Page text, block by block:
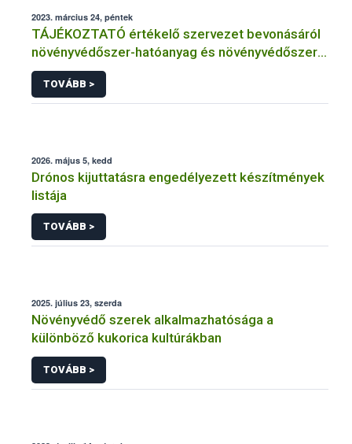
2023. március 24, péntek
TÁJÉKOZTATÓ értékelő szervezet bevonásáról
növényvédőszer-hatóanyag és növényvédőszer
engedélyezésére, továbbá a meglévő engedély
meghosszabbítására vagy módosítására irányuló
eljárásba
TOVÁBB >
2026. május 5, kedd
Drónos kijuttatásra engedélyezett készítmények
listája
TOVÁBB >
2025. július 23, szerda
Növényvédő szerek alkalmazhatósága a
különböző kukorica kultúrákban
TOVÁBB >